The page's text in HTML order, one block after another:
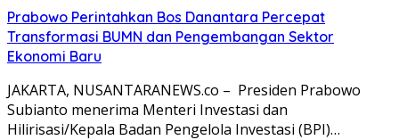
Prabowo Perintahkan Bos Danantara Percepat
Transformasi BUMN dan Pengembangan Sektor
Ekonomi Baru
JAKARTA, NUSANTARANEWS.co – Presiden Prabowo
Subianto menerima Menteri Investasi dan
Hilirisasi/Kepala Badan Pengelola Investasi (BPI)…